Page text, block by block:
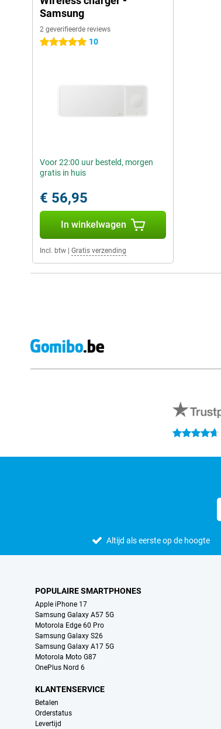
Samsung
2 geverifieerde reviews
5 sterren 10
Voor 22:00 uur besteld, morgen
gratis in huis
€ 56,95
In winkelwagen
Incl. btw Gratis verzending
4.7 sterren
Altijd als eerste op de hoogte
POPULAIRE SMARTPHONES
Apple iPhone 17
Samsung Galaxy A57 5G
Motorola Edge 60 Pro
Samsung Galaxy S26
Samsung Galaxy A17 5G
Motorola Moto G87
OnePlus Nord 6
KLANTENSERVICE
Betalen
Orderstatus
Levertijd